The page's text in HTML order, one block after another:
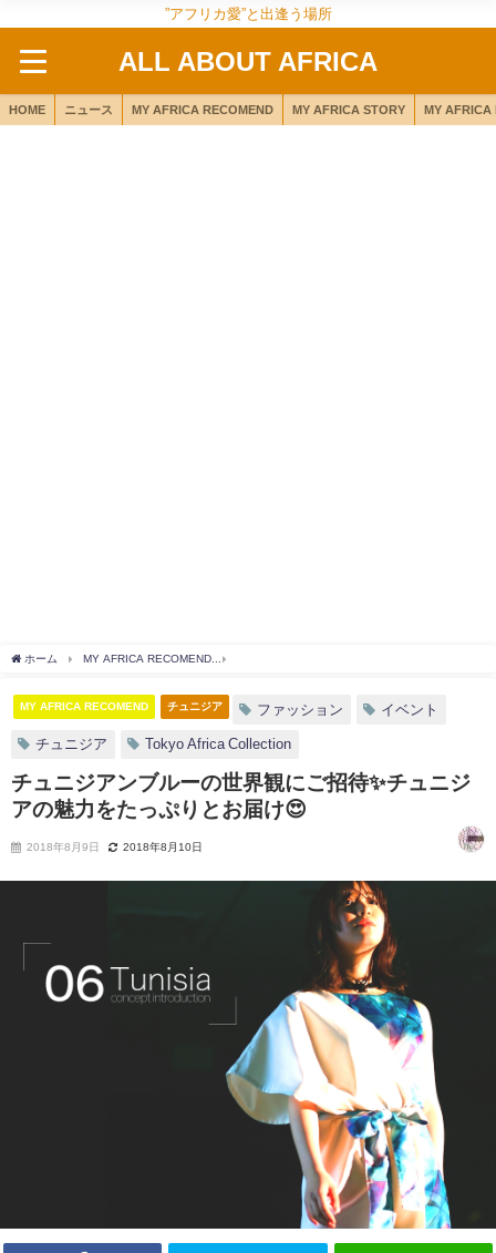
”アフリカ愛”と出逢う場所
ALL ABOUT AFRICA
HOME ニュース MY AFRICA RECOMEND MY AFRICA STORY MY AFRICA
ホーム MY AFRICA RECOMEND
MY AFRICA RECOMEND チュニジア ファッション イベント
チュニジア Tokyo Africa Collection
チュニジアンブルーの世界観にご招待✨チュニジ
アの魅力をたっぷりとお届け😍
2018年8月9日 2018年8月10日